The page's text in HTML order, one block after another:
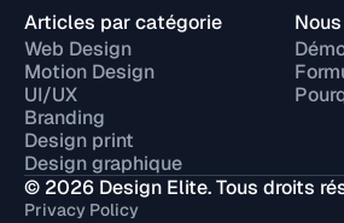
Articles par catégorie
Web Design
Motion Design
UI/UX
Branding
Design print
Design graphique
© 2026 Design Elite. Tous droits
Privacy Policy